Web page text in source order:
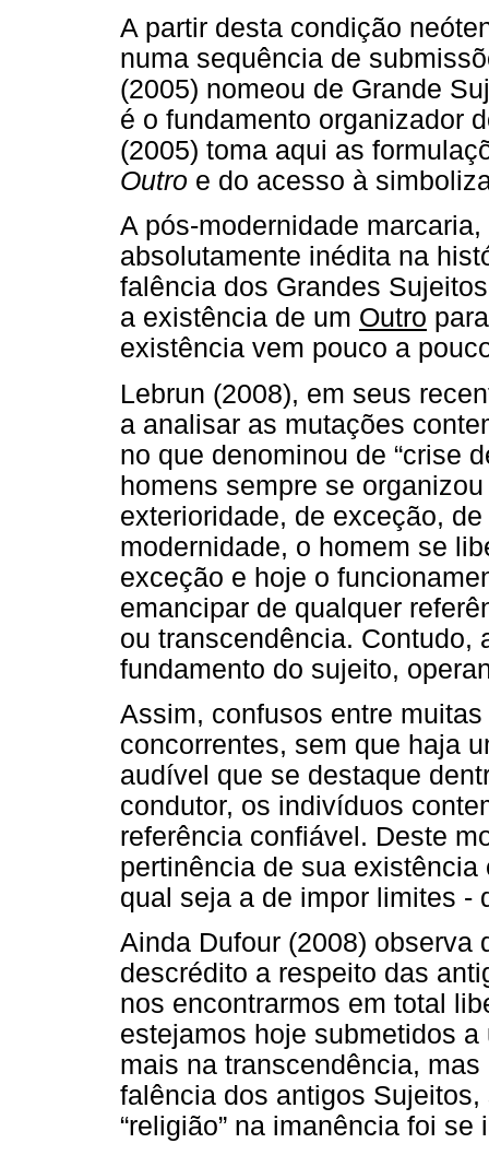
A partir desta condição
numa sequência de
(2005) nomeou de Grande
é o fundamento organizador
(2005) toma aqui as
Outro e do acesso à
A pós-modernidade
absolutamente inédita na
falência dos Grandes
a existência de um Outro
existência vem pouco a
Lebrun (2008), em seus
a analisar as mutações
no que denominou de “crise
homens sempre se
exterioridade, de exceção,
modernidade, o homem se
exceção e hoje o
emancipar de qualquer
ou transcendência. Contudo,
fundamento do sujeito,
Assim, confusos entre
concorrentes, sem que haja
audível que se destaque
condutor, os indivíduos
referência confiável. Deste
pertinência de sua
qual seja a de impor limites
Ainda Dufour (2008) observa
descrédito a respeito das
nos encontrarmos em total
estejamos hoje submetidos a
mais na transcendência,
falência dos antigos
“religião” na imanência foi